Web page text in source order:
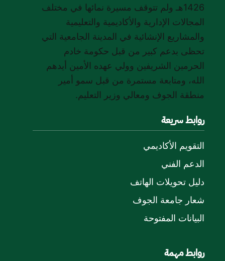
1426هـ ولم تتوقف مسيرة نمائها في مختلف
المجالات الإدارية والأكاديمية والتعليمية
والمشاريع الإنشائية في المدينة الجامعية التي
تحظى بدعم كبير من قبل حكومة خادم
الحرمين الشريفين وولي عهده الأمين أيدهم
الله، ومتابعة مستمرة من قبل سمو أمير
منطقة الجوف ومعالي وزير التعليم.
روابط سريعة
التقويم الأكاديمي
الدعم الفني
دليل تحويلات الهاتف
شعار جامعة الجوف
البيانات المفتوحة
روابط مهمة